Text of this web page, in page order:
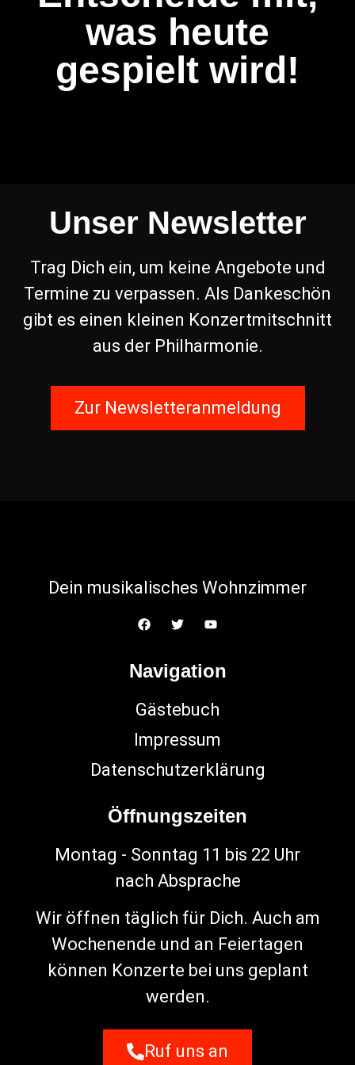
was heute
gespielt wird!
Unser Newsletter
Trag Dich ein, um keine Angebote und
Termine zu verpassen. Als Dankeschön
gibt es einen kleinen Konzertmitschnitt
aus der Philharmonie.
Zur Newsletteranmeldung
Dein musikalisches Wohnzimmer
Navigation
Gästebuch
Impressum
Datenschutzerklärung
Öffnungszeiten
Montag - Sonntag 11 bis 22 Uhr
nach Absprache
Wir öffnen täglich für Dich. Auch am
Wochenende und an Feiertagen
können Konzerte bei uns geplant
werden.
Ruf uns an